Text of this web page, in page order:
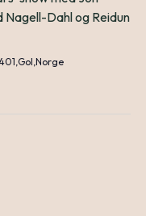
Nagell-Dahl og Reidun